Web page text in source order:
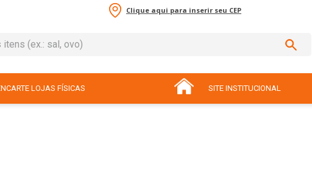
Clique aqui para inserir seu CEP
(ex.: sal, ovo)
LOJAS FÍSICAS SITE INSTITUCIONAL